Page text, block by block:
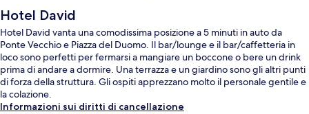
Hotel David
Hotel David vanta una comodissima posizione a 5 minuti in auto da
Ponte Vecchio e Piazza del Duomo. Il bar/lounge e il bar/caffetteria in
loco sono perfetti per fermarsi a mangiare un boccone o bere un drink
prima di andare a dormire. Una terrazza e un giardino sono gli altri punti
di forza della struttura. Gli ospiti apprezzano molto il personale gentile e
la colazione.
Informazioni sui diritti di cancellazione